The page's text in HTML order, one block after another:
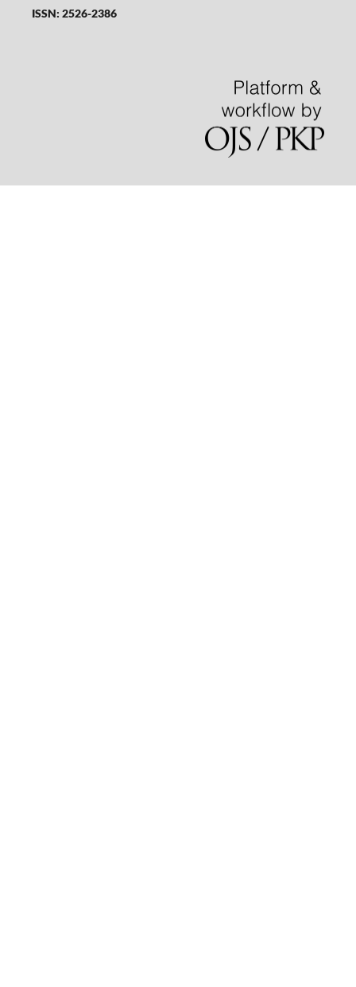
ISSN: 2526-2386